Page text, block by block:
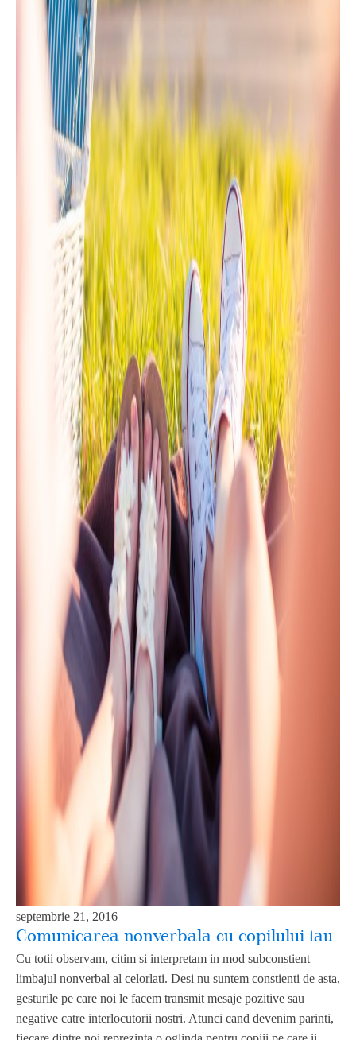
septembrie 21, 2016
Comunicarea nonverbala cu copilului tau
Cu totii observam, citim si interpretam in mod subconstient
limbajul nonverbal al celorlati. Desi nu suntem constienti de asta,
gesturile pe care noi le facem transmit mesaje pozitive sau
negative catre interlocutorii nostri. Atunci cand devenim parinti,